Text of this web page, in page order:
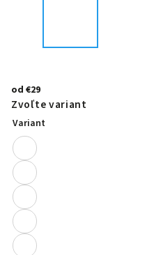
od €29
Zvoľte variant
Variant